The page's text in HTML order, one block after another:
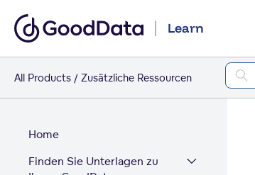
Learn
All Products Zusätzliche Ressourcen
Home
Finden Sie Unterlagen zu